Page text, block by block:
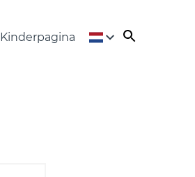
Kinderpagina